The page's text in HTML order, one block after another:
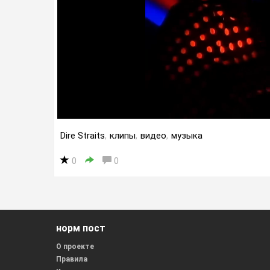
Dire Straits, клипы, видео, музыка
0 0
норм пост
О проекте
Правила